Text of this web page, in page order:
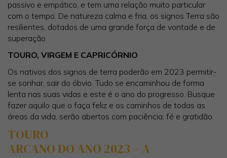
passivo e empático, e tem uma relação muito particular
com o tempo. De natureza calma e fria, os signos Terra são
resilientes, dotados de uma grande força de vontade e de
superação.
TOURO, VIRGEM E CAPRICÓRNIO
Os nativos dos signos de terra poderão em 2023 permitir-
se sonhar, sair do óbvio. Tudo se encaminhou de forma
lenta nas suas vidas e este é o ano do progresso. Busque
fazer aquilo que o faça feliz e os caminhos de todas as
áreas da vida, serão abertos com paciência, fé e gratidão.
TOURO
ARCANO DO ANO 2023 – A